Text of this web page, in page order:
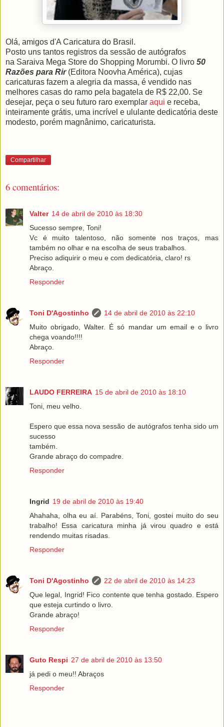
Olá, amigos d'A Caricatura do Brasil.
Posto uns tantos registros da sessão de autógrafos
na Saraiva Mega Store do Shopping Morumbi. O livro 50
Razões para Rir (Editora Noovha América), cujas
caricaturas fazem a alegria da massa, é vendido nas
melhores casas do ramo pela bagatela de R$ 22,00. Se
desejar, peça o seu futuro raro exemplar aqui e receba,
inteiramente grátis, uma incrível e ululante dedicatória deste
modesto, porém magnânimo, caricaturista.
Compartilhar
6 comentários:
Valter 14 de abril de 2010 às 18:30
Sucesso sempre, Toni!
Vc é muito talentoso, não somente nos traços, mas
também no olhar e na escolha de seus trabalhos.
Preciso adiquirir o meu e com dedicatória, claro! rs
Abraço.
Responder
Toni D'Agostinho
14 de abril de 2010 às 22:10
Muito obrigado, Walter. É só mandar um email e o livro
chega voando!!!!
Abraço.
Responder
LAUDO FERREIRA 15 de abril de 2010 às 18:10
Toni, meu velho.
Espero que essa nova sessão de autógrafos tenha sido um
sucesso
também.
Grande abraço do compadre.
Responder
Ingrid 19 de abril de 2010 às 19:40
Ahahaha, olha eu aí. Parabéns, Toni, gostei muito do seu
trabalho! Essa caricatura minha já virou quadro e está
rendendo muitas risadas.
Responder
Toni D'Agostinho
22 de abril de 2010 às 14:23
Que legal, Ingrid! Fico contente que tenha gostado. Espero
que esteja curtindo o livro.
Grande abraço!
Responder
Guto Respi 27 de abril de 2010 às 13:50
já pedi o meu!! Abraços
Responder